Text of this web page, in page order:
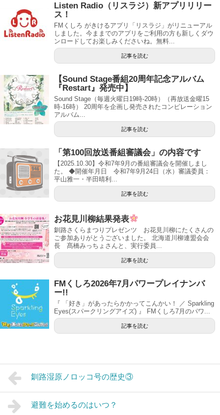
Listen Radio（リスラジ）新アプリリリー
ス！
FMくしろ がきけるアプリ「リスラジ」がリニューアル
しました。今ままでのアプリをご利用の方も新しくダウ
ンロードしてお楽しみくださいね。無料...
記事を読む
【Sound Stage番組20周年記念アルバム
『Restart』発売中】
Sound Stage（毎週火曜日19時-20時）（再放送金曜15
時-16時） 20周年を企画し発売されたコンピレーション
アルバム...
記事を読む
「第100回放送番組審議会」の内容です
【2025.10.30】令和7年9月の番組審議会を開催しまし
た。 ◆開催年月日 令和7年9月24日（水）審議委員：
平山雅一・半田晴利...
記事を読む
お花見川柳結果発表
釧路さくらまつりプレゼンツ お花見川柳にたくさんの
ご参加ありがとうございました。 北海道川柳連盟会会
長 髙橋みっちょさんと、実行委員...
記事を読む
FMくしろ2026年7月パワープレイナンバ
ー!!
『 「好き」があったらかかってこんかい！ ／ Sparkling
Eyes(スパークリングアイズ) 』 FMくしろ7月のパワ...
記事を読む
釧路湿原ノロッコ号の歴史③
避難を始めるのはいつ？